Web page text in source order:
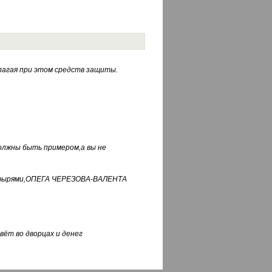
при этом средств защиты.
быть примером,а вы не
ЧЕРЕЗОВА-ВАЛЕНТА
во дворцах и денег